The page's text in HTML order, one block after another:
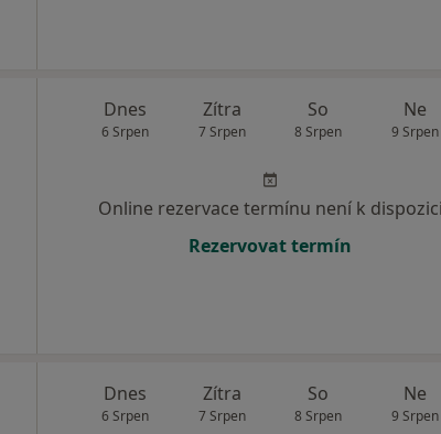
Dnes
6 Srpen
Zítra
7 Srpen
So
8 Srpen
Ne
9 Srpen
Online rezervace termínu není k dispozici
Rezervovat termín
Dnes
6 Srpen
Zítra
7 Srpen
So
8 Srpen
Ne
9 Srpen